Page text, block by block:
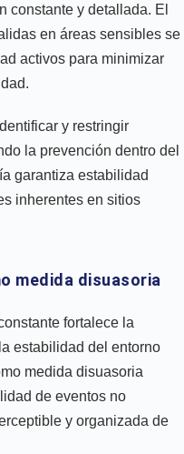
constante y detallada. El
en áreas sensibles se
activos para minimizar
y restringir
la prevención dentro del
garantiza estabilidad
inherentes en sitios
medida disuasoria
fortalece la
estabilidad del entorno
medida disuasoria
de eventos no
y organizada de